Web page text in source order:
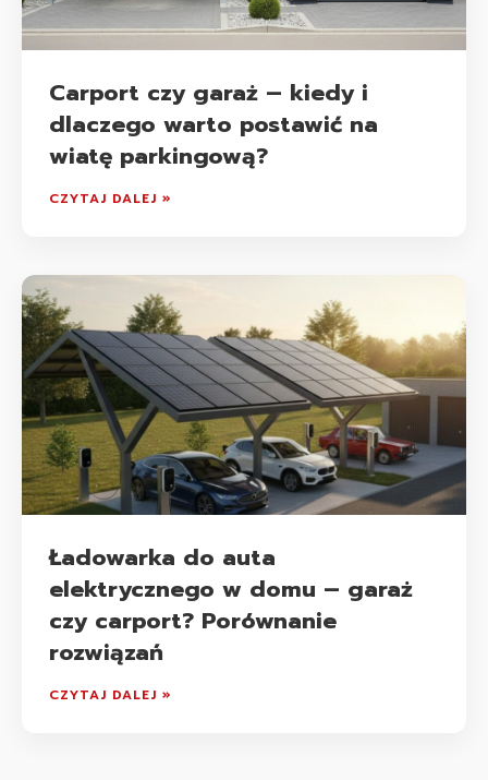
Carport czy garaż – kiedy i
dlaczego warto postawić na
wiatę parkingową?
CZYTAJ DALEJ »
Ładowarka do auta
elektrycznego w domu – garaż
czy carport? Porównanie
rozwiązań
CZYTAJ DALEJ »